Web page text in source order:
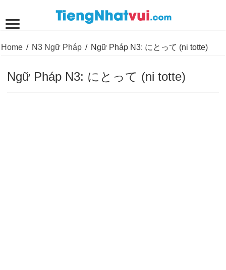
Home / N3 Ngữ Pháp / Ngữ Pháp N3: にとって (ni totte)
Ngữ Pháp N3: にとって (ni totte)